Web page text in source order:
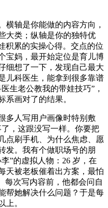
横轴是你能做的内容方向，
大类；纵轴是你的独特优
积累的实操心得。交点的位
宝妈，最开始定位是育儿博
细想了一下，发现自己最大
儿科医生，能拿到很多靠谱
生老公教我的带娃技巧”，
系画对了的结果。
多人写用户画像时特别敷
了，这跟没写一样。你要把
点刷手机、为什么焦虑、愿
发。我有个做职场号的朋
”的虚拟人物：26 岁，在
天被老板催着出方案，最怕
每次写内容前，他都会问自
帮她解决什么问题？于是每
上。